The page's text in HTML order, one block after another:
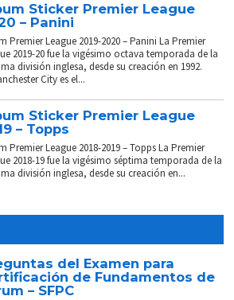
Sticker Premier League
– Panini
Premier League 2019-2020 – Panini La Premier
2019-20 fue la vigésimo octava temporada de la
división inglesa, desde su creación en 1992.
City es el...
Sticker Premier League
– Topps
Premier League 2018-2019 – Topps La Premier
2018-19 fue la vigésimo séptima temporada de la
división inglesa, desde su creación en...
del Examen para
de Fundamentos de
– SFPC